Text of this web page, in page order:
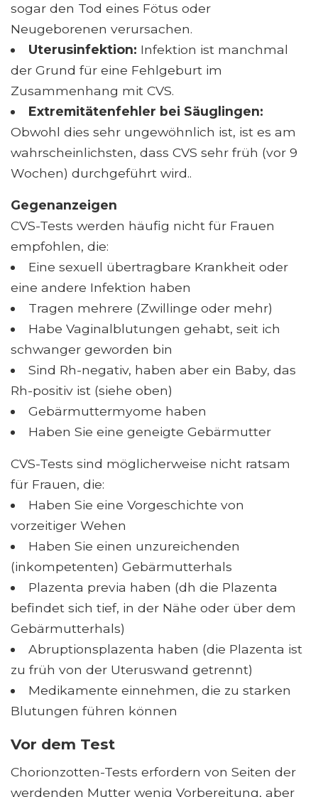
sogar den Tod eines Fötus oder
Neugeborenen verursachen.
Uterusinfektion: Infektion ist manchmal
der Grund für eine Fehlgeburt im
Zusammenhang mit CVS.
Extremitätenfehler bei Säuglingen:
Obwohl dies sehr ungewöhnlich ist, ist es am
wahrscheinlichsten, dass CVS sehr früh (vor 9
Wochen) durchgeführt wird..
Gegenanzeigen
CVS-Tests werden häufig nicht für Frauen
empfohlen, die:
Eine sexuell übertragbare Krankheit oder
eine andere Infektion haben
Tragen mehrere (Zwillinge oder mehr)
Habe Vaginalblutungen gehabt, seit ich
schwanger geworden bin
Sind Rh-negativ, haben aber ein Baby, das
Rh-positiv ist (siehe oben)
Gebärmuttermyome haben
Haben Sie eine geneigte Gebärmutter
CVS-Tests sind möglicherweise nicht ratsam
für Frauen, die:
Haben Sie eine Vorgeschichte von
vorzeitiger Wehen
Haben Sie einen unzureichenden
(inkompetenten) Gebärmutterhals
Plazenta previa haben (dh die Plazenta
befindet sich tief, in der Nähe oder über dem
Gebärmutterhals)
Abruptionsplazenta haben (die Plazenta ist
zu früh von der Uteruswand getrennt)
Medikamente einnehmen, die zu starken
Blutungen führen können
Vor dem Test
Chorionzotten-Tests erfordern von Seiten der
werdenden Mutter wenig Vorbereitung, aber